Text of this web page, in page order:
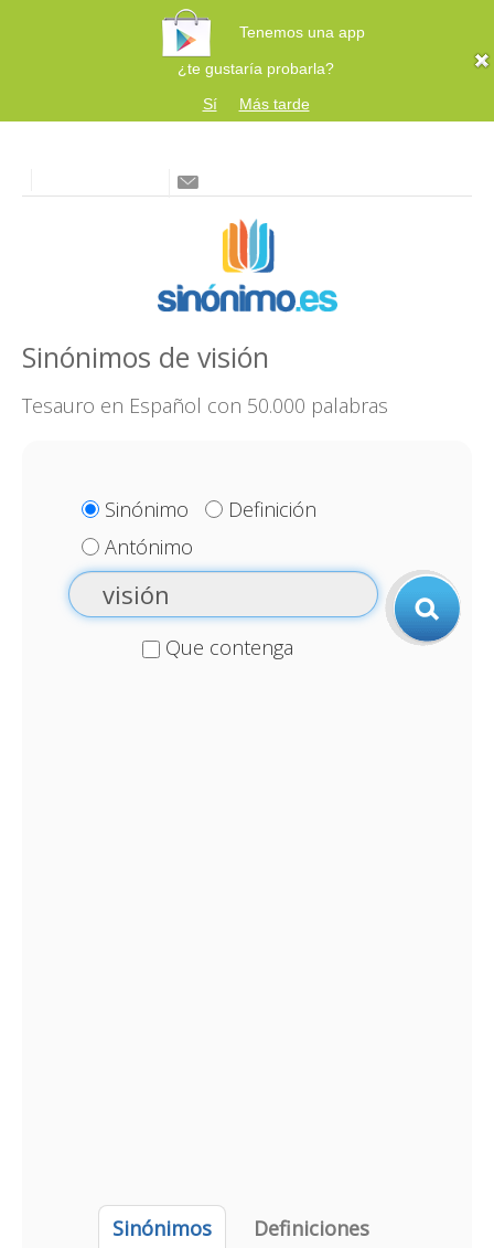
Tenemos una app
¿te gustaría probarla?
Sí
Más tarde
Sinónimos de visión
Tesauro en Español con 50.000 palabras
Sinónimo
Definición
Antónimo
Que contenga
Sinónimos
Definiciones